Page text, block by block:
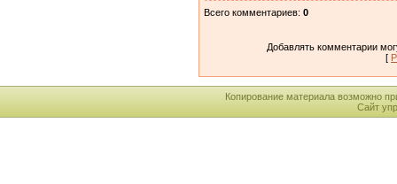
Всего комментариев: 0
Добавлять комментарии
[
Копирование материала возможно
Сайт